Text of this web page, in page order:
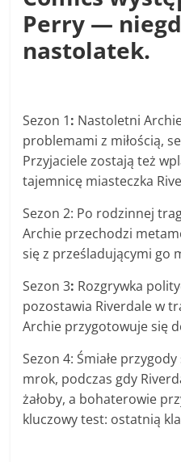
Perry —
nastolatek.
Sezon 1: Nastoletni
problemami z miłością,
Przyjaciele zostają też
tajemnicę miasteczka
Sezon 2: Po rodzinnej
Archie przechodzi
się z prześladującymi go
Sezon 3: Rozgrywka
pozostawia Riverdale w
Archie przygotowuje się
Sezon 4: Śmiałe
mrok, podczas gdy
żałoby, a bohaterowie
kluczowy test: ostatnią